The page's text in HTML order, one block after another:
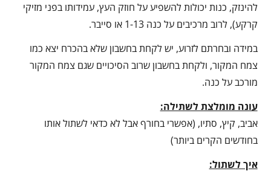
להינזק, כנות יכולות להשפיע על חוזק העץ, עמידותו בפני מזיקי
קרקע), לרוב מרכיבים על כנה 1-13 או סייבר.
במידה ובחרתם לזרוע, יש לקחת בחשבון שלא בהכרח יצא כמו
צמח המקור, ולקחת בחשבון שרוב הסיכויים שגם צמח המקור
מורכב על כנה.
עונה מומלצת לשתילה:
אביב, קיץ, סתיו, (אפשרי בחורף אבל לא כדאי לשתול אותו
בחודשים הקרים ביותר)
איך לשתול: